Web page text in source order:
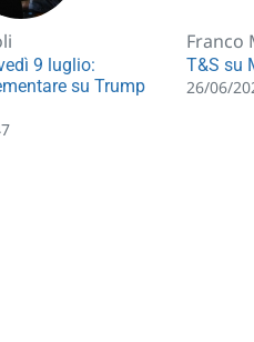
9 luglio:
su Trump
Franco
T&S su
26/06/